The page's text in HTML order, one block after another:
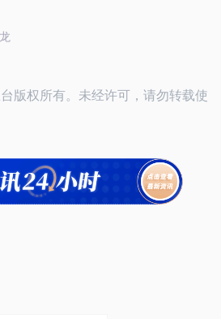
版权所有。未经许可，请勿转载使